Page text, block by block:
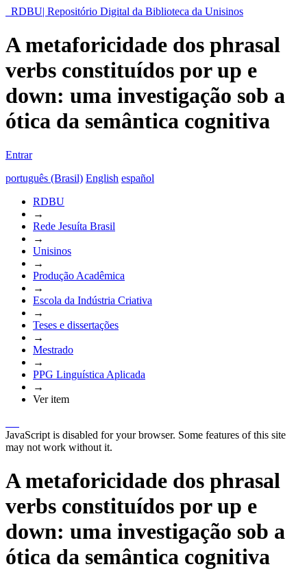
RDBU| Repositório Digital da Biblioteca da Unisinos
A metaforicidade dos phrasal
verbs constituídos por up e
down: uma investigação sob a
ótica da semântica cognitiva
Entrar
português (Brasil) English español
RDBU
→
Rede Jesuíta Brasil
→
Unisinos
→
Produção Acadêmica
→
Escola da Indústria Criativa
→
Teses e dissertações
→
Mestrado
→
PPG Linguística Aplicada
→
Ver item
JavaScript is disabled for your browser. Some features of this site
may not work without it.
A metaforicidade dos phrasal
verbs constituídos por up e
down: uma investigação sob a
ótica da semântica cognitiva